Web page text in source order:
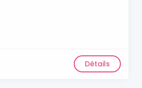
Détails